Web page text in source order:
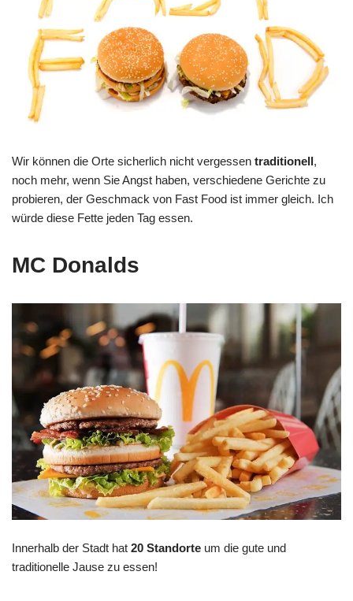
Wir können die Orte sicherlich nicht vergessen traditionell,
noch mehr, wenn Sie Angst haben, verschiedene Gerichte zu
probieren, der Geschmack von Fast Food ist immer gleich. Ich
würde diese Fette jeden Tag essen.
MC Donalds
Innerhalb der Stadt hat 20 Standorte um die gute und
traditionelle Jause zu essen!